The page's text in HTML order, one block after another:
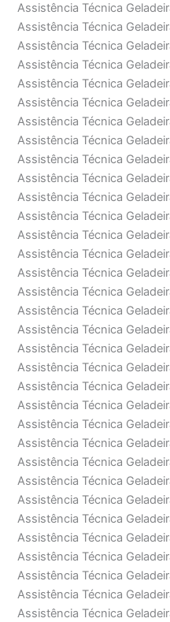
Assistência Técnica
Assistência Técnica
Assistência Técnica
Assistência Técnica
Assistência Técnica
Assistência Técnica
Assistência Técnica
Assistência Técnica
Assistência Técnica
Assistência Técnica
Assistência Técnica
Assistência Técnica
Assistência Técnica
Assistência Técnica
Assistência Técnica
Assistência Técnica
Assistência Técnica
Assistência Técnica
Assistência Técnica
Assistência Técnica
Assistência Técnica
Assistência Técnica
Assistência Técnica
Assistência Técnica
Assistência Técnica
Assistência Técnica
Assistência Técnica
Assistência Técnica
Assistência Técnica
Assistência Técnica
Assistência Técnica
Assistência Técnica
Assistência Técnica